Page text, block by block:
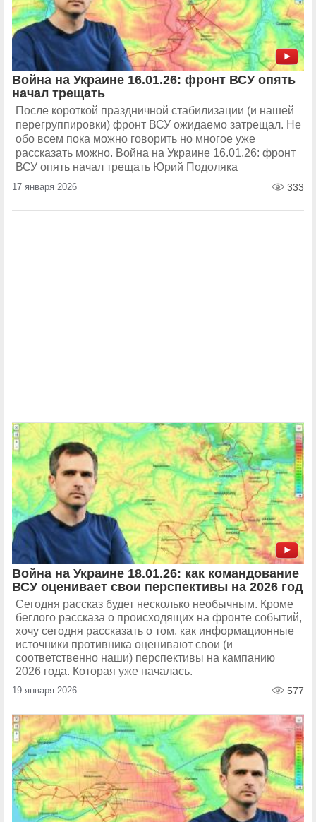
Война на Украине 16.01.26: фронт ВСУ опять
начал трещать
После короткой праздничной стабилизации (и нашей
перегруппировки) фронт ВСУ ожидаемо затрещал. Не
обо всем пока можно говорить но многое уже
рассказать можно. Война на Украине 16.01.26: фронт
ВСУ опять начал трещать Юрий Подоляка
17 января 2026 333
Война на Украине 18.01.26: как командование
ВСУ оценивает свои перспективы на 2026 год
Сегодня рассказ будет несколько необычным. Кроме
беглого рассказа о происходящих на фронте событий,
хочу сегодня рассказать о том, как информационные
источники противника оценивают свои (и
соответственно наши) перспективы на кампанию
2026 года. Которая уже началась.
19 января 2026 577